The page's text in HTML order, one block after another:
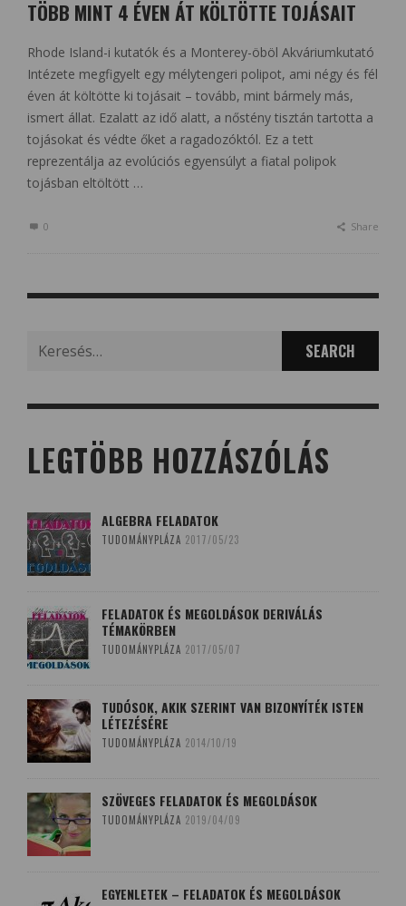
TÖBB MINT 4 ÉVEN ÁT KÖLTÖTTE TOJÁSAIT
Rhode Island-i kutatók és a Monterey-öböl Akváriumkutató
Intézete megfigyelt egy mélytengeri polipot, ami négy és fél
éven át költötte ki tojásait – tovább, mint bármely más,
ismert állat. Ezalatt az idő alatt, a nőstény tisztán tartotta a
tojásokat és védte őket a ragadozóktól. Ez a tett
reprezentálja az evolúciós egyensúlyt a fiatal polipok
tojásban eltöltött …
0 Share
LEGTÖBB HOZZÁSZÓLÁS
ALGEBRA FELADATOK
TUDOMÁNYPLÁZA 2017/05/23
FELADATOK ÉS MEGOLDÁSOK DERIVÁLÁS
TÉMAKÖRBEN
TUDOMÁNYPLÁZA 2017/05/07
TUDÓSOK, AKIK SZERINT VAN BIZONYÍTÉK ISTEN
LÉTEZÉSÉRE
TUDOMÁNYPLÁZA 2014/10/19
SZÖVEGES FELADATOK ÉS MEGOLDÁSOK
TUDOMÁNYPLÁZA 2019/04/09
EGYENLETEK – FELADATOK ÉS MEGOLDÁSOK